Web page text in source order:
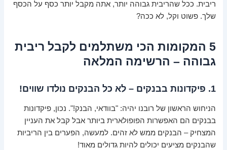
ריבית. ככל שהריבית גבוהה יותר, אתה מקבל יותר כסף על הכסף
שלך. פשוט וקל, לא ככה?
5 המקומות הכי משתלמים לקבל ריבית
גבוהה – הרשימה המלאה
1. פיקדונות בבנקים – לא כל הבנקים נולדו שווים!
הניחוש הראשון של רובנו יהיה: "בוודאי, הבנק!". נכון, פיקדונות
בבנקים הם האפשרות הפופולארית ביותר אבל קבל את העניין
המצחיק – הבנקים ממש לא זהים. למעשה, הפערים בין הריביות
שהבנקים מציעים יכולים להיות גדולים מאוד!